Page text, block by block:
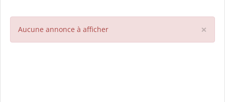
×
Aucune annonce à afficher